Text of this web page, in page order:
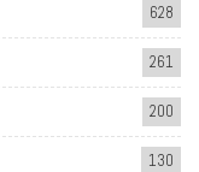
628
261
200
130